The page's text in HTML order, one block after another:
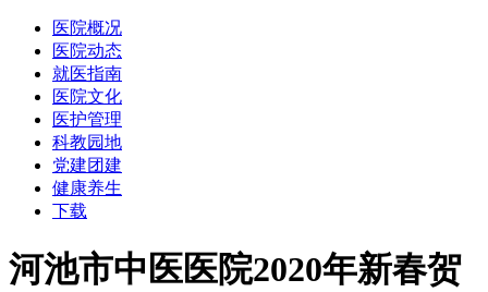
医院概况
医院动态
就医指南
医院文化
医护管理
科教园地
党建团建
健康养生
下载
河池市中医医院2020年新春贺